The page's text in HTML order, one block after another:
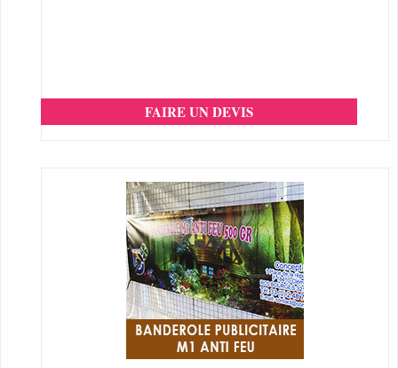
FAIRE UN DEVIS